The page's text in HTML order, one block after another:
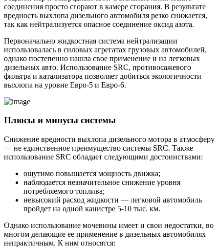
соединения просто сгорают в камере сгорания. В результате
вредность выхлопа дизельного автомобиля резко снижается,
так как нейтрализуется опасное соединение оксид азота.
Первоначально жидкостная система нейтрализации
использовалась в силовых агрегатах грузовых автомобилей,
однако постепенно нашла свое применение и на легковых
дизельных авто. Использование SRC, противосажевого
фильтра и катализатора позволяет добиться экологичности
выхлопа на уровне Евро-5 и Евро-6.
Плюсы и минусы системы
Снижение вредности выхлопа дизельного мотора в атмосферу
— не единственное преимущество системы SRC. Также
использование SRC обладает следующими достоинствами:
ощутимо повышается мощность движка;
наблюдается незначительное снижение уровня
потребляемого топлива;
невысокий расход жидкости — легковой автомобиль
пройдет на одной канистре 5-10 тыс. км.
Однако использование мочевины имеет и свои недостатки, во
многом делающие ее применение в дизельных автомобилях
непрактичным. К ним относятся: